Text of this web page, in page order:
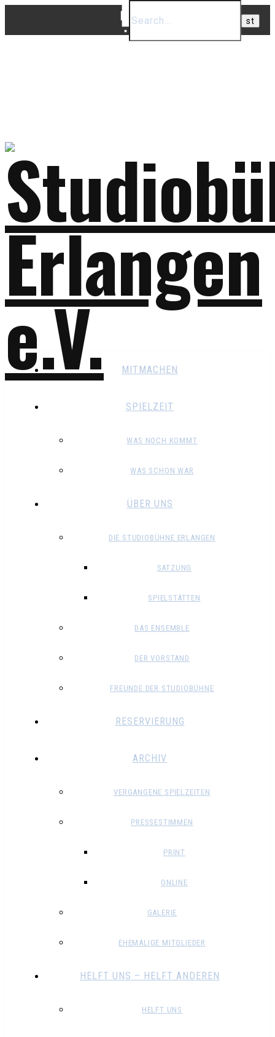
MITMACHEN
SPIELZEIT
WAS NOCH KOMMT
WAS SCHON WAR
ÜBER UNS
DIE STUDIOBÜHNE ERLANGEN
SATZUNG
SPIELSTÄTTEN
DAS ENSEMBLE
DER VORSTAND
FREUNDE DER STUDIOBÜHNE
RESERVIERUNG
ARCHIV
VERGANGENE SPIELZEITEN
PRESSESTIMMEN
PRINT
ONLINE
GALERIE
EHEMALIGE MITGLIEDER
HELFT UNS – HELFT ANDEREN
HELFT UNS